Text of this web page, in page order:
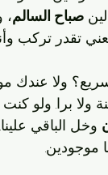
صباح السالم،
يعني تقدر
ولا عندك
برا. ولو
وخل الباقي
موجودين.